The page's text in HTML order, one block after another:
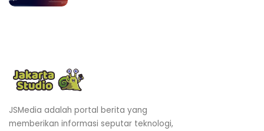
JSMedia adalah portal berita yang
memberikan informasi seputar teknologi,